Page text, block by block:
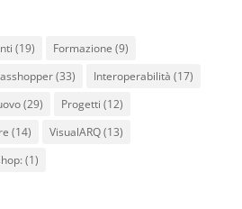
(19) Formazione (9)
(33) Interoperabilità (17)
(29) Progetti (12)
(14) VisualARQ(13)
(1)